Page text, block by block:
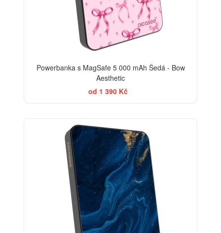
Powerbanka s MagSafe 5 000 mAh Šedá - Bow
Aesthetic
od 1 390 Kč